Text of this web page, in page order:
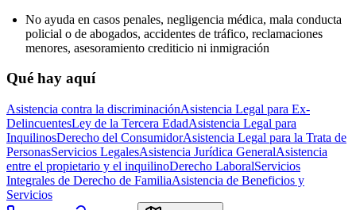
No ayuda en casos penales, negligencia médica, mala conducta
policial o de abogados, accidentes de tráfico, reclamaciones
menores, asesoramiento crediticio ni inmigración
Qué hay aquí
Asistencia contra la discriminaciónAsistencia Legal para Ex-
DelincuentesLey de la Tercera EdadAsistencia Legal para
InquilinosDerecho del ConsumidorAsistencia Legal para la Trata de
PersonasServicios LegalesAsistencia Jurídica GeneralAsistencia
entre el propietario y el inquilinoDerecho LaboralServicios
Integrales de Derecho de FamiliaAsistencia de Beneficios y
Servicios